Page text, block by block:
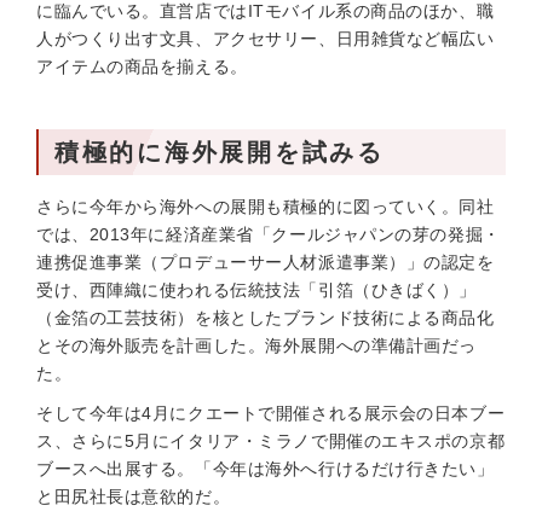
に臨んでいる。直営店ではITモバイル系の商品のほか、職
人がつくり出す文具、アクセサリー、日用雑貨など幅広い
アイテムの商品を揃える。
積極的に海外展開を試みる
さらに今年から海外への展開も積極的に図っていく。同社
では、2013年に経済産業省「クールジャパンの芽の発掘・
連携促進事業（プロデューサー人材派遣事業）」の認定を
受け、西陣織に使われる伝統技法「引箔（ひきばく）」
（金箔の工芸技術）を核としたブランド技術による商品化
とその海外販売を計画した。海外展開への準備計画だっ
た。
そして今年は4月にクエートで開催される展示会の日本ブー
ス、さらに5月にイタリア・ミラノで開催のエキスポの京都
ブースへ出展する。「今年は海外へ行けるだけ行きたい」
と田尻社長は意欲的だ。